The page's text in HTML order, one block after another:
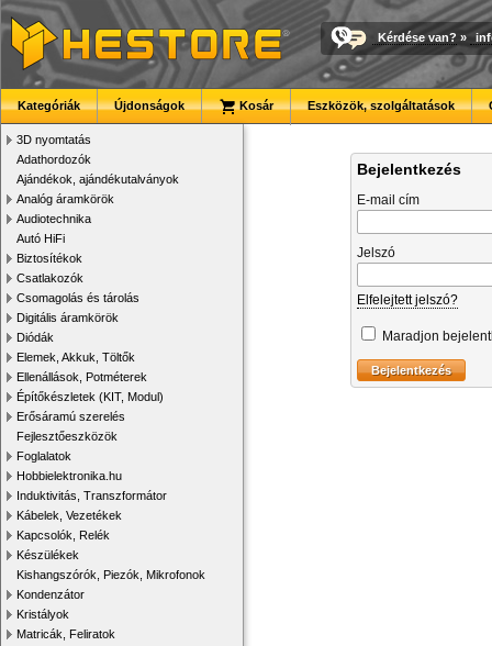
Kérdése van? »
Kategóriák Újdonságok Kosár Eszközök, szolgáltatások
3D nyomtatás
Adathordozók
Ajándékok, ajándékutalványok
Analóg áramkörök
Audiotechnika
Autó HiFi
Biztosítékok
Csatlakozók
Csomagolás és tárolás
Digitális áramkörök
Diódák
Elemek, Akkuk, Töltők
Ellenállások, Potméterek
Építőkészletek (KIT, Modul)
Erősáramú szerelés
Fejlesztőeszközök
Foglalatok
Hobbielektronika.hu
Induktivitás, Transzformátor
Kábelek, Vezetékek
Kapcsolók, Relék
Készülékek
Kishangszórók, Piezók, Mikrofonok
Kondenzátor
Kristályok
Matricák, Feliratok
Bejelentkezés
E-mail cím
Jelszó
Elfelejtett jelszó?
Maradjon